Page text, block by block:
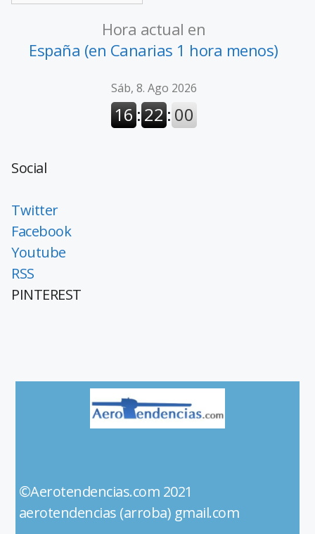
Hora actual en
España (en Canarias 1 hora menos)
Social
Twitter
Facebook
Youtube
RSS
PINTEREST
©Aerotendencias.com 2021
aerotendencias (arroba) gmail.com